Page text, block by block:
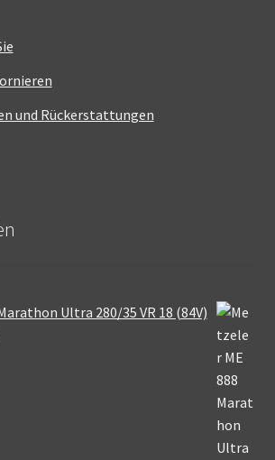
und Rückerstattungen
Ultra 280/35 VR 18 (84V)